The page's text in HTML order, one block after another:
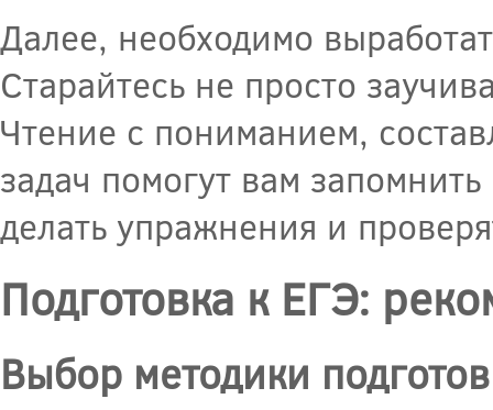
Далее, необходимо
Старайтесь не просто
Чтение с пониманием,
задач помогут вам
делать упражнения и
Подготовка к ЕГЭ:
Выбор методики